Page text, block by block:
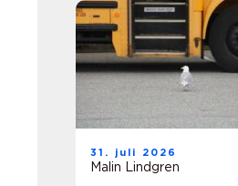
31. juli 2026
Malin Lindgren